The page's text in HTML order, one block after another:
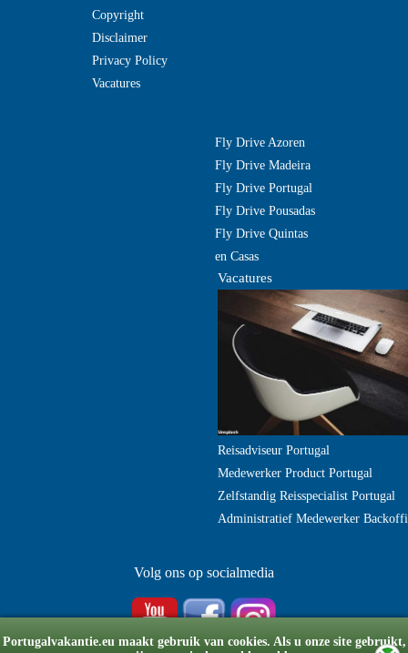
Portugalvakantie.eu maakt gebruik van cookies. Als u onze site gebruikt,
Copyright
Disclaimer
Privacy Policy
Vacatures
Fly Drive Azoren
Fly Drive Madeira
Fly Drive Portugal
Fly Drive Pousadas
Fly Drive Quintas
en Casas
Vacatures
Reisadviseur Portugal
Medewerker Product Portugal
Zelfstandig Reisspecialist Portugal
Administratief Medewerker
Volg ons op socialmedia